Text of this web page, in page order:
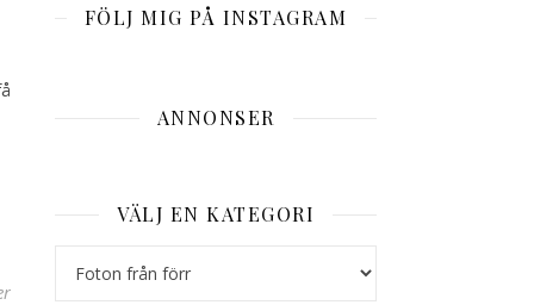
FÖLJ MIG PÅ INSTAGRAM
ANNONSER
VÄLJ EN KATEGORI
Välj en kategori